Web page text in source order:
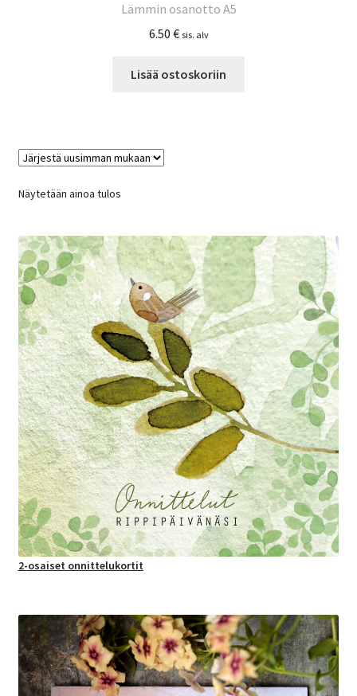
Lämmin osanotto A5
6.50 € sis. alv
Lisää ostoskoriin
Näytetään ainoa tulos
2-osaiset onnittelukortit